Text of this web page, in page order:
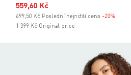
Zlevněná cena
559,60 Kč
699,50 Kč Poslední nejnižší cena -20%
1 399 Kč Original price